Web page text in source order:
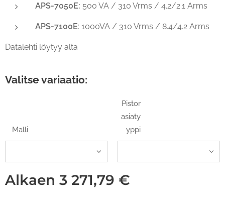
APS-7050E: 500 VA / 310 Vrms / 4.2/2.1 Arms
APS-7100E: 1000VA / 310 Vrms / 8.4/4.2 Arms
Datalehti löytyy alta
Valitse variaatio:
Malli
Pistor
asiaty
yppi
Alkaen 3 271,79 €